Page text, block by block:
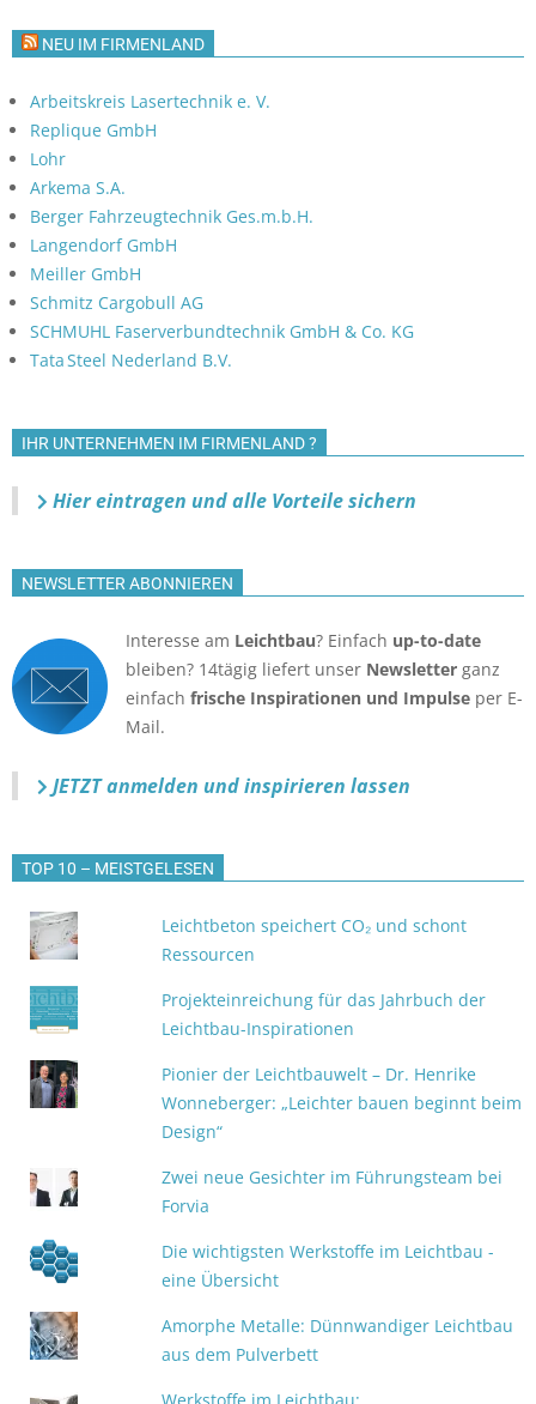
NEU IM FIRMENLAND
Arbeitskreis Lasertechnik e. V.
Replique GmbH
Lohr
Arkema S.A.
Berger Fahrzeugtechnik Ges.m.b.H.
Langendorf GmbH
Meiller GmbH
Schmitz Cargobull AG
SCHMUHL Faserverbundtechnik GmbH & Co. KG
Tata Steel Nederland B.V.
IHR UNTERNEHMEN IM FIRMENLAND ?
Hier eintragen und alle Vorteile sichern
NEWSLETTER ABONNIEREN
Interesse am Leichtbau? Einfach up-to-date
bleiben? 14tägig liefert unser Newsletter ganz
einfach frische Inspirationen und Impulse per E-
Mail.
JETZT anmelden und inspirieren lassen
TOP 10 – MEISTGELESEN
Leichtbeton speichert CO₂ und schont
Ressourcen
Projekteinreichung für das Jahrbuch der
Leichtbau-Inspirationen
Pionier der Leichtbauwelt – Dr. Henrike
Wonneberger: „Leichter bauen beginnt beim
Design“
Zwei neue Gesichter im Führungsteam bei
Forvia
Die wichtigsten Werkstoffe im Leichtbau -
eine Übersicht
Amorphe Metalle: Dünnwandiger Leichtbau
aus dem Pulverbett
Werkstoffe im Leichtbau: